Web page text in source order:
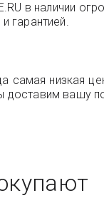
в наличии
гарантией.
самая низкая
вашу